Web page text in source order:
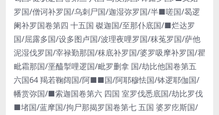
罗国/僧诃补罗国/乌刺尸国/迦湿弥罗国/半■嗟国/曷逻
阑补罗国卷第四 十五国 磔迦国/至那仆底国/■烂达罗
国/屈露多国/设多图卢国/波理夜哩罗国/秣菟罗国/萨他
泥湿伐罗国/宰禄勤那国/秣底补罗国/婆罗吸摩补罗国/瞿
毗霜那国/垩醯掣哩逻国/毗罗删拿 国/劫比他国卷第五
六国64 羯若鞠阔国/阿■■国/阿耶穆怯国/钵逻耶伽国/
幡赏弥国/■索迦国卷第六 四国 室罗伐悉底国/劫比罗伐
■堵国/蓝摩国/拘尸那揭罗国卷第七 五国 婆罗疙斯国/